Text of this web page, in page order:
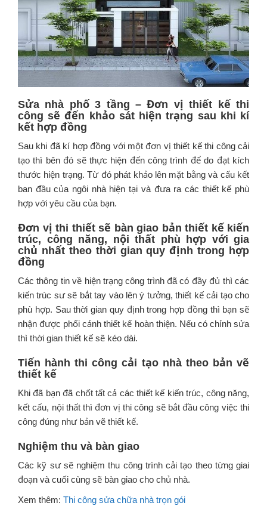
Sửa nhà phố 3 tầng –Đơn vị thiết kế thi
công sẽ đến khảo sát hiện trạng sau khi kí
kết hợp đồng
Sau khi đã kí hợp đồng với một đơn vị thiết kế thi công cải
tạo thì bên đó sẽ thực hiện đến công trình để do đạt kích
thước hiện trạng. Từ đó phát khảo lên mặt bằng và cấu kết
ban đầu của ngôi nhà hiện tại và đưa ra các thiết kế phù
hợp với yêu cầu của bạn.
Đơn vị thi thiết sẽ bàn giao bản thiết kế kiến
trúc, công năng, nội thất phù hợp với gia
chủ nhất theo thời gian quy định trong hợp
đồng
Các thông tin về hiện trạng công trình đã có đầy đủ thì các
kiến trúc sư sẽ bắt tay vào lên ý tưởng, thiết kế cải tạo cho
phù hợp. Sau thời gian quy định trong hợp đồng thì bạn sẽ
nhận được phối cảnh thiết kế hoàn thiện. Nếu có chỉnh sửa
thì thời gian thiết kế sẽ kéo dài.
Tiến hành thi công cải tạo nhà theo bản vẽ
thiết kế
Khi đã bạn đã chốt tất cả các thiết kế kiến trúc, công năng,
kết cấu, nội thất thì đơn vị thi công sẽ bắt đầu công việc thi
công đúng như bản vẽ thiết kế.
Nghiệm thu và bàn giao
Các kỹ sư sẽ nghiệm thu công trình cải tạo theo từng giai
đoạn và cuối cùng sẽ bàn giao cho chủ nhà.
Xem thêm: Thi công sửa chữa nhà trọn gói